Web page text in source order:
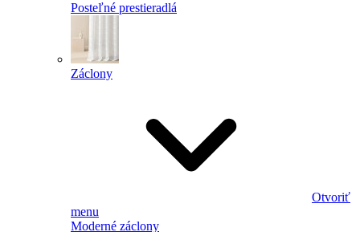
Posteľné prestieradlá
Záclony
Otvoriť
menu
Moderné záclony